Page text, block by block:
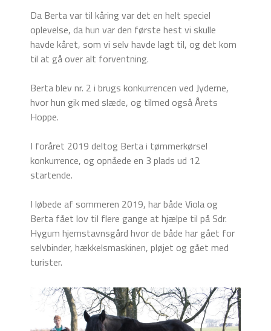
Da Berta var til kåring var det en helt speciel
oplevelse, da hun var den første hest vi skulle
havde kåret, som vi selv havde lagt til, og det kom
til at gå over alt forventning.
Berta blev nr. 2 i brugs konkurrencen ved Jyderne,
hvor hun gik med slæde, og tilmed også Årets
Hoppe.
I foråret 2019 deltog Berta i tømmerkørsel
konkurrence, og opnåede en 3 plads ud 12
startende.
I løbede af sommeren 2019, har både Viola og
Berta fået lov til flere gange at hjælpe til på Sdr.
Hygum hjemstavnsgård hvor de både har gået for
selvbinder, hækkelsmaskinen, pløjet og gået med
turister.